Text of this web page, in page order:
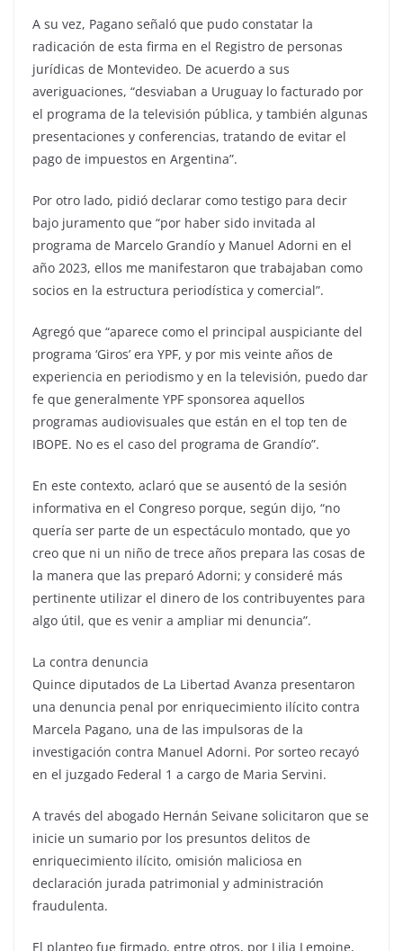
A su vez, Pagano señaló que pudo constatar la
radicación de esta firma en el Registro de personas
jurídicas de Montevideo. De acuerdo a sus
averiguaciones, “desviaban a Uruguay lo facturado por
el programa de la televisión pública, y también algunas
presentaciones y conferencias, tratando de evitar el
pago de impuestos en Argentina”.
Por otro lado, pidió declarar como testigo para decir
bajo juramento que “por haber sido invitada al
programa de Marcelo Grandío y Manuel Adorni en el
año 2023, ellos me manifestaron que trabajaban como
socios en la estructura periodística y comercial”.
Agregó que “aparece como el principal auspiciante del
programa ‘Giros’ era YPF, y por mis veinte años de
experiencia en periodismo y en la televisión, puedo dar
fe que generalmente YPF sponsorea aquellos
programas audiovisuales que están en el top ten de
IBOPE. No es el caso del programa de Grandío”.
En este contexto, aclaró que se ausentó de la sesión
informativa en el Congreso porque, según dijo, “no
quería ser parte de un espectáculo montado, que yo
creo que ni un niño de trece años prepara las cosas de
la manera que las preparó Adorni; y consideré más
pertinente utilizar el dinero de los contribuyentes para
algo útil, que es venir a ampliar mi denuncia”.
La contra denuncia
Quince diputados de La Libertad Avanza presentaron
una denuncia penal por enriquecimiento ilícito contra
Marcela Pagano, una de las impulsoras de la
investigación contra Manuel Adorni. Por sorteo recayó
en el juzgado Federal 1 a cargo de Maria Servini.
A través del abogado Hernán Seivane solicitaron que se
inicie un sumario por los presuntos delitos de
enriquecimiento ilícito, omisión maliciosa en
declaración jurada patrimonial y administración
fraudulenta.
El planteo fue firmado, entre otros, por Lilia Lemoine,